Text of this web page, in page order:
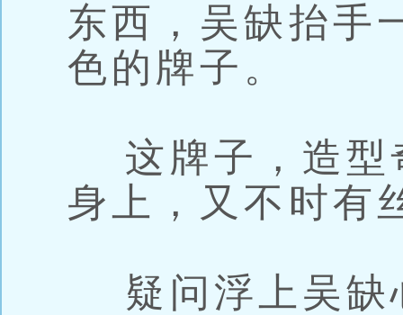
东西，吴缺抬手
色的牌子。
这牌子，造型
身上，又不时有
疑问浮上吴缺